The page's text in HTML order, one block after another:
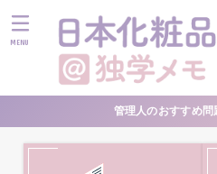
MENU
管理人のおすすめ問